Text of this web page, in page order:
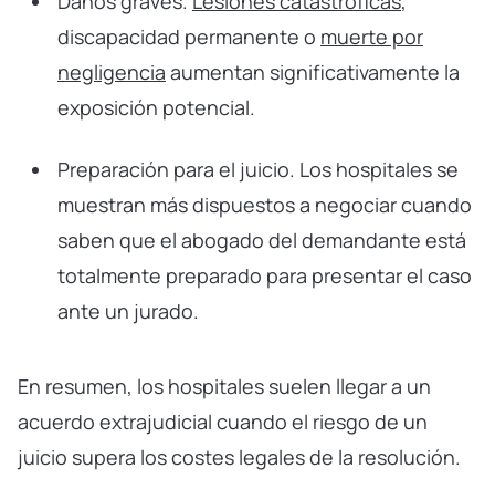
discapacidad permanente o muerte por
negligencia aumentan significativamente la
exposición potencial.
Preparación para el juicio. Los hospitales se
muestran más dispuestos a negociar cuando
saben que el abogado del demandante está
totalmente preparado para presentar el caso
ante un jurado.
En resumen, los hospitales suelen llegar a un
acuerdo extrajudicial cuando el riesgo de un
juicio supera los costes legales de la resolución.